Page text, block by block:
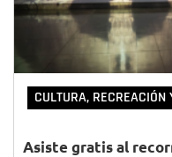
CULTURA, RECREACIÓN
Asiste gratis al